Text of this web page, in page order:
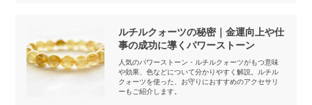
ルチルクォーツの秘密｜金運向上や仕
事の成功に導くパワーストーン
人気のパワーストーン・ルチルクォーツがもつ意味
や効果、色などについて分かりやすく解説。ルチル
クォーツを使った、お守りにおすすめのアクセサリ
ーもご紹介します。